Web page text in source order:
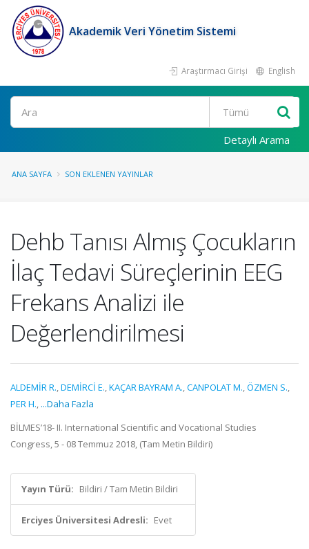
Akademik Veri Yönetim Sistemi
Araştırmacı Girişi English
Ara
Detaylı Arama
ANA SAYFA SON EKLENEN YAYINLAR
Dehb Tanısı Almış Çocukların
İlaç Tedavi Süreçlerinin EEG
Frekans Analizi ile
Değerlendirilmesi
ALDEMİR R.,DEMİRCİ E.,KAÇAR BAYRAM A.,CANPOLAT M.,ÖZMEN S.,
PER H., ...Daha Fazla
BİLMES’18- II. International Scientific and Vocational Studies
Congress, 5 - 08 Temmuz 2018, (Tam Metin Bildiri)
Yayın Türü: Bildiri / Tam Metin Bildiri
Erciyes Üniversitesi Adresli: Evet